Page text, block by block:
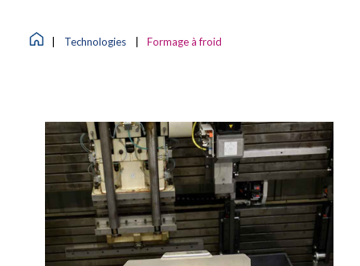
Technologies Formage à froid